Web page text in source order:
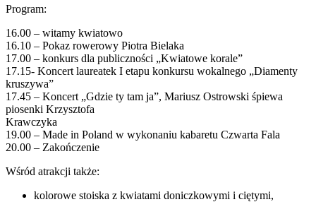
Program:
16.00 – witamy kwiatowo
16.10 – Pokaz rowerowy Piotra Bielaka
17.00 – konkurs dla publiczności „Kwiatowe korale”
17.15- Koncert laureatek I etapu konkursu wokalnego „Diamenty
kruszywa”
17.45 – Koncert „Gdzie ty tam ja”, Mariusz Ostrowski śpiewa
piosenki Krzysztofa
Krawczyka
19.00 – Made in Poland w wykonaniu kabaretu Czwarta Fala
20.00 – Zakończenie
Wśród atrakcji także:
kolorowe stoiska z kwiatami doniczkowymi i ciętymi,